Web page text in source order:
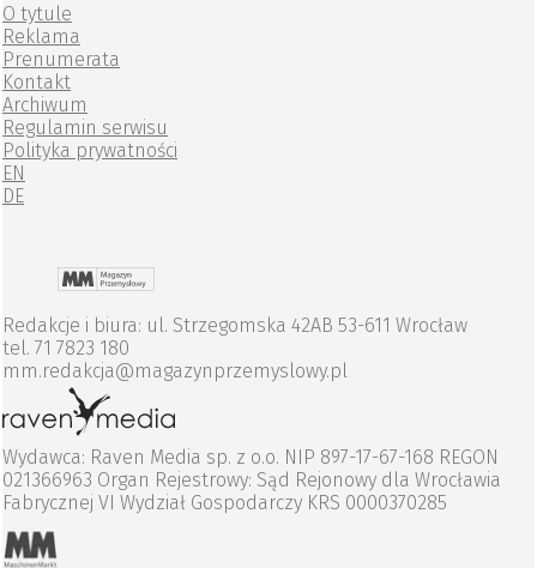
O tytule
Reklama
Prenumerata
Kontakt
Archiwum
Regulamin serwisu
Polityka prywatności
EN
DE
Redakcje i biura: ul. Strzegomska 42AB 53-611 Wrocław
tel. 71 7823 180
mm.redakcja@magazynprzemyslowy.pl
Wydawca: Raven Media sp. z o.o. NIP 897-17-67-168 REGON
021366963 Organ Rejestrowy: Sąd Rejonowy dla Wrocławia
Fabrycznej VI Wydział Gospodarczy KRS 0000370285